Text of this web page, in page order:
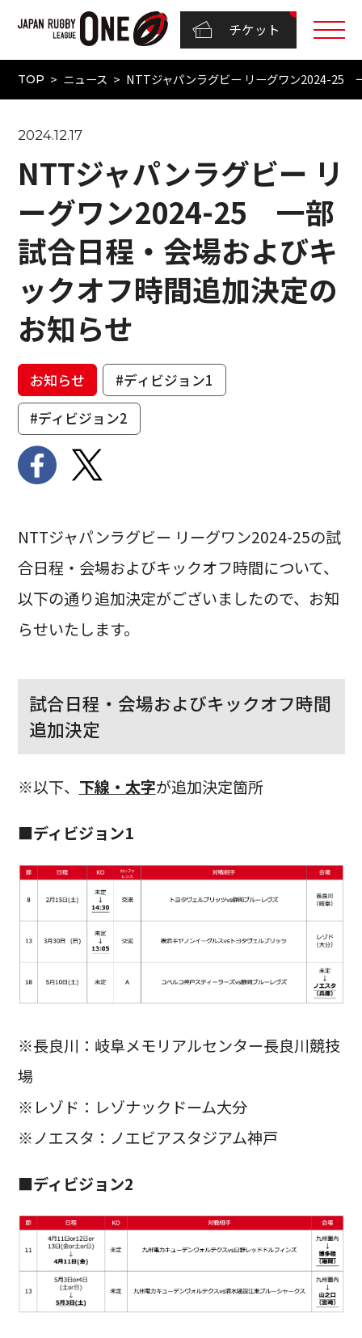
チケット
TOP ニュース NTTジャパンラグビー リーグワン2024-25
2024.12.17
NTTジャパンラグビー リ
ーグワン2024-25 一部
試合日程・会場およびキ
ックオフ時間追加決定の
お知らせ
お知らせ
#ディビジョン1
#ディビジョン2
NTTジャパンラグビー リーグワン2024-25の試
合日程・会場およびキックオフ時間について、
以下の通り追加決定がございましたので、お知
らせいたします。
試合日程・会場およびキックオフ時間
追加決定
※以下、 下線・太字が追加決定箇所
■ディビジョン1
※長良川：岐阜メモリアルセンター長良川競技
場
※レゾド：レゾナックドーム大分
※ノエスタ：ノエビアスタジアム神戸
■ディビジョン2